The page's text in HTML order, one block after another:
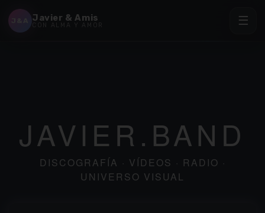
Javier & Amis
CON ALMA Y AMOR ☰
JAVIER.BAND
DISCOGRAFÍA · VÍDEOS · RADIO ·
UNIVERSO VISUAL